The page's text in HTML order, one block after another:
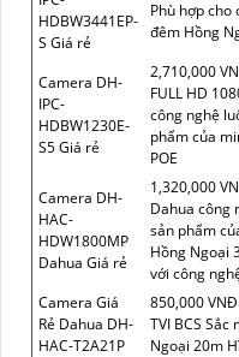
HDBW3441EP-
S Giá rẻ
Phù hợp
đêm Hồng
Camera DH-
IPC-
HDBW1230E-
S5 Giá rẻ
2,710,000
FULL HD
công nghệ
phẩm của
POE
Camera DH-
HAC-
HDW1800MP
Dahua Giá rẻ
1,320,000
Dahua công
sản phẩm
Hồng Ngoại
với công
Camera Giá
Rẻ Dahua DH-
HAC-T2A21P
850,000
TVI BCS
Ngoại 20m